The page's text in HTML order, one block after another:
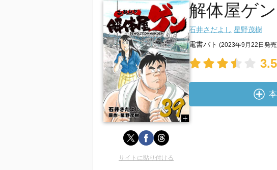
解体屋ゲ
石井さだよし 星野茂樹
電書バト (2023年9月22日発
サイトに貼り付ける